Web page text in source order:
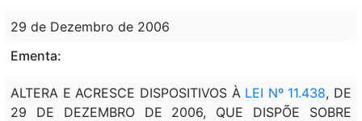
29 de Dezembro de 2006
Ementa:
ALTERA E ACRESCE DISPOSITIVOS À LEI Nº 11.438, DE
29 DE DEZEMBRO DE 2006, QUE DISPÕE SOBRE